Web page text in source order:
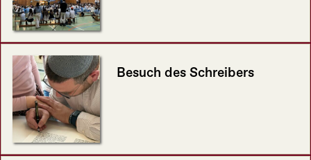
Besuch des Schreibers